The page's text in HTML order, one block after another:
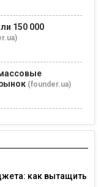
150 000
(founder.ua)
как вытащить